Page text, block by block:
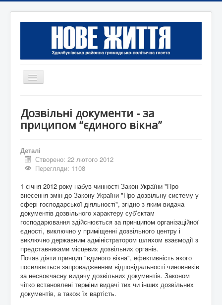
Перемикач
Редакція
Коротко
Оголошення
Дозвільні документи - за
приципом “єдиного вікна”
Деталі
Створено: 22 лютого 2012
Перегляди: 1108
1 січня 2012 року набув чинності Закон України "Про
внесення змін до Закону України "Про дозвільну систему у
сфері господарської діяльності", згідно з яким видача
документів дозвільного характеру суб’єктам
господарювання здійснюється за принципом організаційної
єдності, виключно у приміщенні дозвільного центру і
виключно державним адміністратором шляхом взаємодії з
представниками місцевих дозвільних органів.
Почав діяти принцип "єдиного вікна", ефективність якого
посилюється запровадженням відповідальності чиновників
за несвоєчасну видачу дозвільних документів. Законом
чітко встановлені терміни видачі тих чи інших дозвільних
документів, а також їх вартість.